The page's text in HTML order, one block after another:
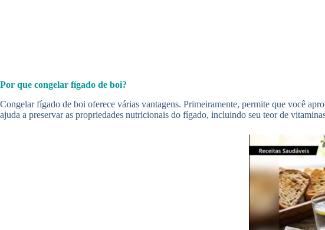
Por que congelar fígado de boi?
Congelar fígado de boi oferece várias vantagens. Primeiramente, permite que você
ajuda a preservar as propriedades nutricionais do fígado, incluindo seu teor de